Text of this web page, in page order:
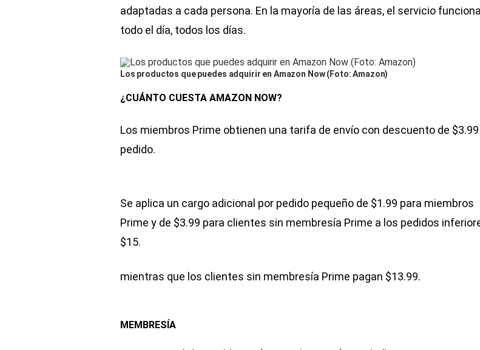
adaptadas a cada persona. En la mayoría de las áreas, el servicio funciona
todo el día, todos los días.
Los productos que puedes adquirir en Amazon Now (Foto: Amazon)
¿CUÁNTO CUESTA AMAZON NOW?
Los miembros Prime obtienen una tarifa de envío con descuento de
pedido.
Se aplica un cargo adicional por pedido pequeño de $1.99 para miembros
Prime y de $3.99 para clientes sin membresía Prime a los pedidos
$15.
mientras que los clientes sin membresía Prime pagan $13.99.
MEMBRESÍA